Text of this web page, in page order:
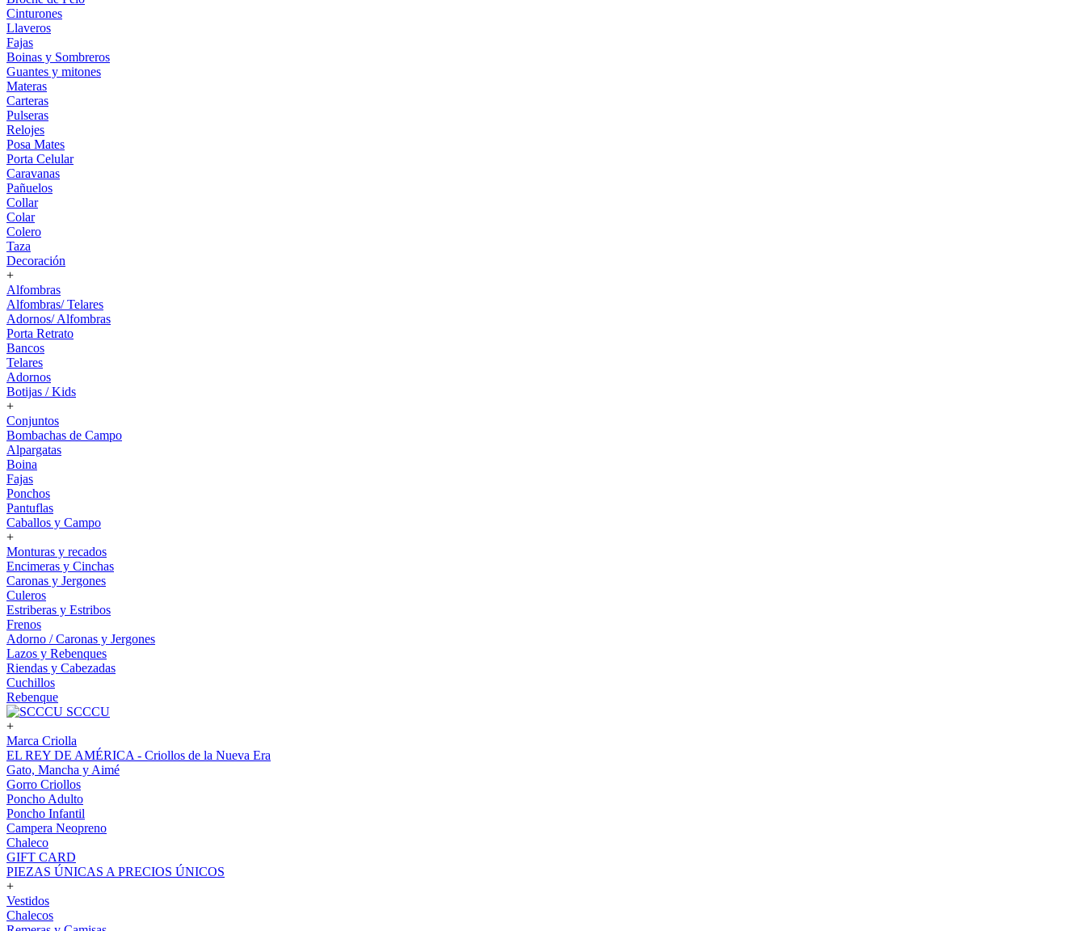
Cinturones
Llaveros
Fajas
Boinas y Sombreros
Guantes y mitones
Materas
Carteras
Pulseras
Relojes
Posa Mates
Porta Celular
Caravanas
Pañuelos
Collar
Colar
Colero
Taza
Decoración
+
Alfombras
Alfombras/ Telares
Adornos/ Alfombras
Porta Retrato
Bancos
Telares
Adornos
Botijas / Kids
+
Conjuntos
Bombachas de Campo
Alpargatas
Boina
Fajas
Ponchos
Pantuflas
Caballos y Campo
+
Monturas y recados
Encimeras y Cinchas
Caronas y Jergones
Culeros
Estriberas y Estribos
Frenos
Adorno / Caronas y Jergones
Lazos y Rebenques
Riendas y Cabezadas
Cuchillos
Rebenque
SCCCU
+
Marca Criolla
EL REY DE AMÉRICA - Criollos de la Nueva Era
Gato, Mancha y Aimé
Gorro Criollos
Poncho Adulto
Poncho Infantil
Campera Neopreno
Chaleco
GIFT CARD
PIEZAS ÚNICAS A PRECIOS ÚNICOS
+
Vestidos
Chalecos